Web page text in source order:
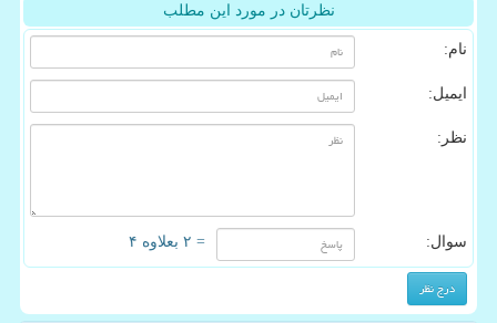
نظرتان در مورد این مطلب
نام:
ایمیل:
نظر:
سوال: = ۲ بعلاوه ۴